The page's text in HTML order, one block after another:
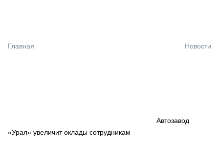
СПЕЦПРОЕКТЫ
Главная Новости
Автозавод
«Урал» увеличит оклады сотрудникам